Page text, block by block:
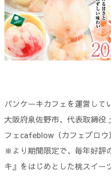
パンケーキカフェを運営して
大阪府泉佐野市、代表取締役
フェcafeblow（カフェブロウ
※より期間限定で、毎年好評
キ』をはじめとした桃スイー